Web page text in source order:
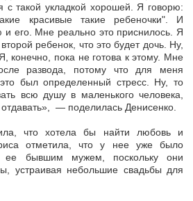
с такой укладкой хорошей. Я говорю:
красивые такие ребеночки". И
и его. Мне реально это приснилось. Я
ребенок, что это будет дочь. Ну,
конечно, пока не готова к этому. Мне
развода, потому что для меня
был определенный стресс. Ну, то
всю душу в маленького человека,
— поделилась Денисенко.
что хотела бы найти любовь и
отметила, что у нее уже было
ее бывшим мужем, поскольку они
устраивая небольшие свадьбы для